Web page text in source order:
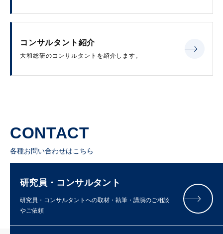
コンサルタント紹介
大和総研のコンサルタントを紹介します。
CONTACT
各種お問い合わせはこちら
研究員・コンサルタント
研究員・コンサルタントへの取材・執筆・講演のご相談
やご依頼